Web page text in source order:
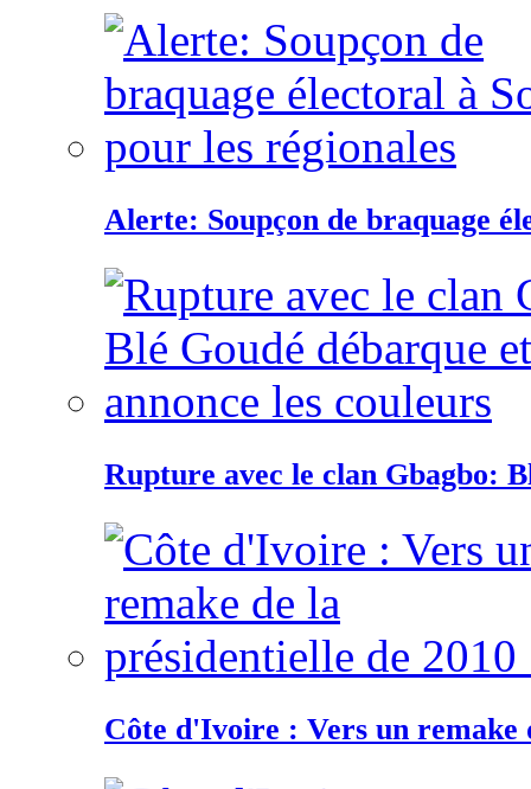
Alerte: Soupçon de braquage
Rupture avec le clan Gbagbo:
Côte d'Ivoire : Vers un remake